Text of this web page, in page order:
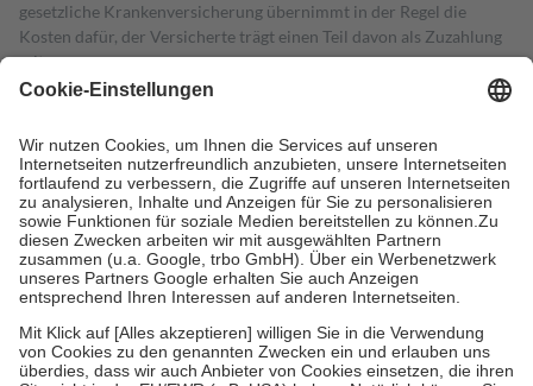
gesetzliche Krankenversicherung übernimmt in der Regel die
Kosten dafür, der Versicherte trägt einen Teil davon als Zuzahlung
mit.
Grundsätzlich leisten Mitglieder Zuzahlungen in Höhe von zehn
höchstens zehn Euro.
Es sind jedoch nie mehr als die tatsächlichen
Kosten der Leistung zu entrichten.
Diese Regeln gelten grundsätzlich auch für Online-Apotheken.
Bei Heilmitteln und häuslicher Krankenpflege beträgt die
Zuzahlung zehn Prozent der Kosten sowie zehn Euro je
Verordnung.
Um das Engagement der Versicherten für ihre eigene Gesundheit zu
stärken und die besondere Stellung der Familie zu unterstützen,
fallenkeine Zuzahlungenan bei:
• Kindern und Jugendlichen bis zum vollendeten 18. Lebensjahr